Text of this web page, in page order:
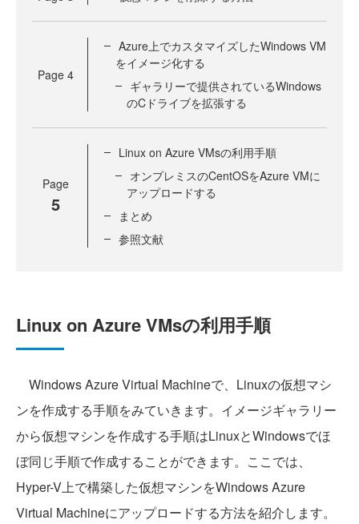
Page 4
Azure上でカスタマイズしたWindows VM
をイメージ化する
ギャラリーで提供されているWindows
のCドライブを拡張する
Page
5
Linux on Azure VMsの利用手順
オンプレミスのCentOSをAzure VMに
アップロードする
まとめ
参照文献
Linux on Azure VMsの利用手順
Windows Azure Virtual Machineで、Linuxの仮想マシ
ンを作成する手順をみていきます。イメージギャラリー
から仮想マシンを作成する手順はLinuxとWindowsでほ
ぼ同じ手順で作成することができます。ここでは、
Hyper-V上で構築した仮想マシンをWindows Azure
Virtual Machineにアップロードする方法を紹介します。